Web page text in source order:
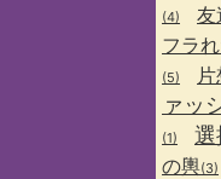
(4) 友
フラ
(5)
ァッ
(1) 選
の輿(3)